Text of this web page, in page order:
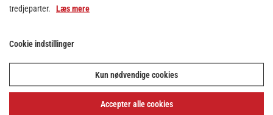
Privatlivs- og cookiepolitik
tredjeparter. Læs mere
Cookie indstillinger
Kun nødvendige cookies
Accepter alle cookies